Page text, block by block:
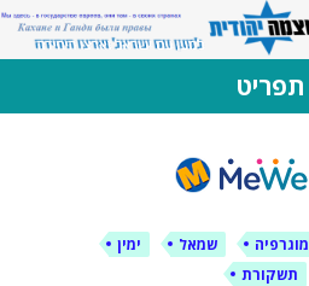
יהודיתתפריט
שמאל
ימין
תשקורת